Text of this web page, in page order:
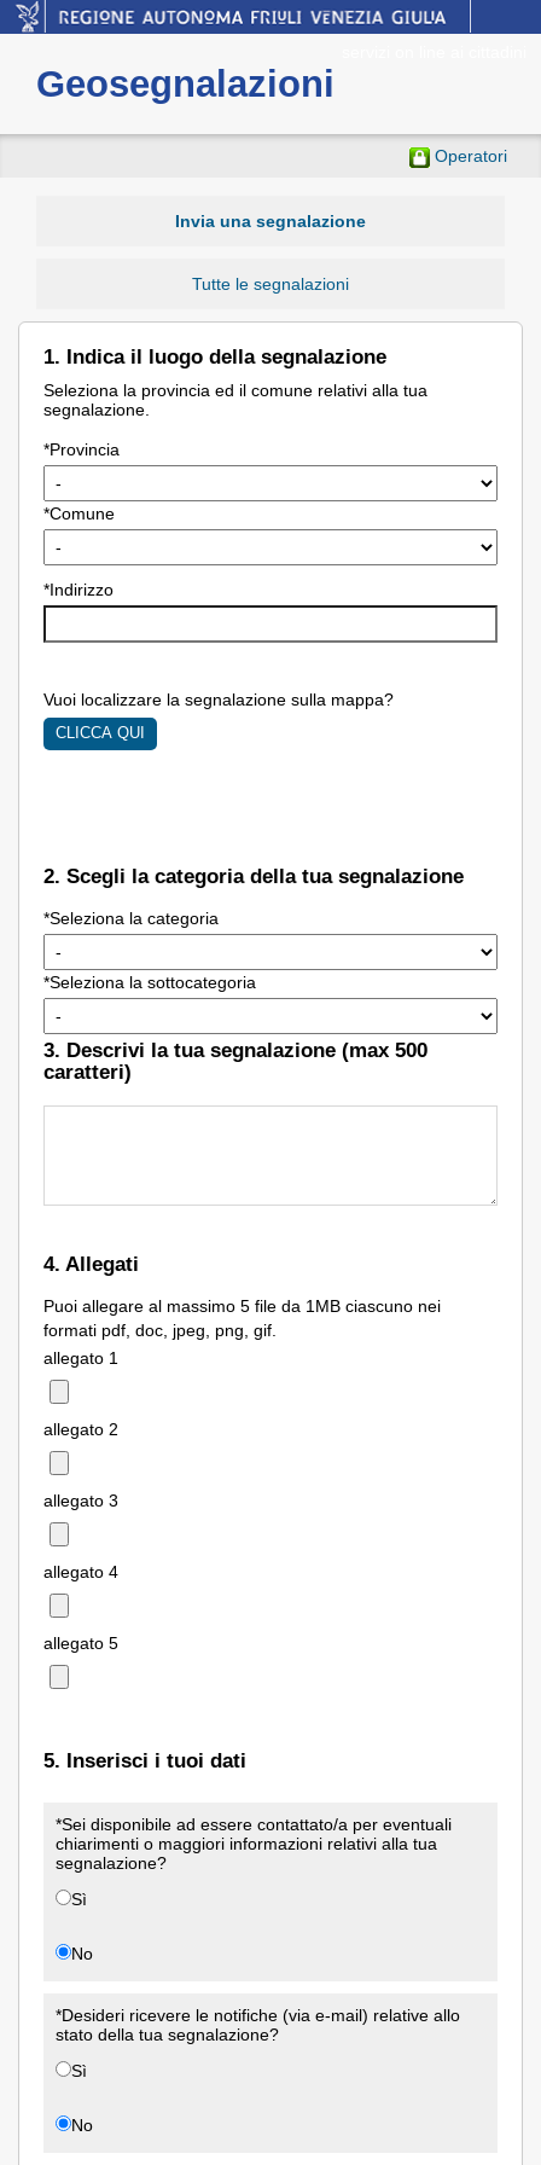
Geosegnalazioni
Operatori
Invia una segnalazione
Tutte le segnalazioni
1. Indica il luogo della segnalazione
Seleziona la provincia ed il comune relativi alla tua
segnalazione.
*Provincia
*Comune
*Indirizzo
Vuoi localizzare la segnalazione sulla mappa?
2. Scegli la categoria della tua segnalazione
*Seleziona la categoria
*Seleziona la sottocategoria
3. Descrivi la tua segnalazione (max 500
caratteri)
4. Allegati
Puoi allegare al massimo 5 file da 1MB ciascuno nei
formati pdf, doc, jpeg, png, gif.
allegato 1
allegato 2
allegato 3
allegato 4
allegato 5
5. Inserisci i tuoi dati
*Sei disponibile ad essere contattato/a per eventuali
chiarimenti o maggiori informazioni relativi alla tua
segnalazione?
Sì
No
*Desideri ricevere le notifiche (via e-mail) relative allo
stato della tua segnalazione?
Sì
No